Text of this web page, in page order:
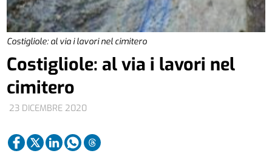
Costigliole: al via i lavori nel cimitero
23 DICEMBRE 2020
Costigliole: al via i lavori nel
cimitero